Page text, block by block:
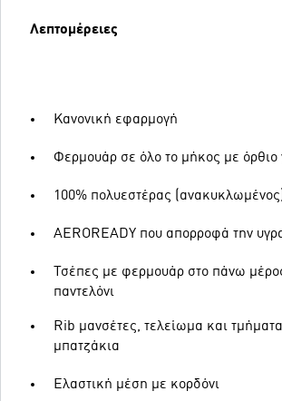
Λεπτομέρειες
Κανονική εφαρμογή
Φερμουάρ σε όλο το μήκος με όρθιο
100% πολυεστέρας (ανακυκλωμένος)
AEROREADY που απορροφά την
Τσέπες με φερμουάρ στο πάνω
παντελόνι
Rib μανσέτες, τελείωμα και
μπατζάκια
Ελαστική μέση με κορδόνι